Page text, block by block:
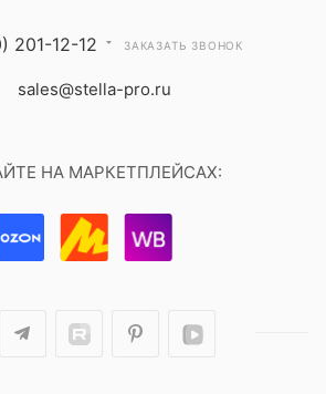
201-12-12 ЗАКАЗАТЬ ЗВОНОК
sales@stella-pro.ru
НА МАРКЕТПЛЕЙСАХ: